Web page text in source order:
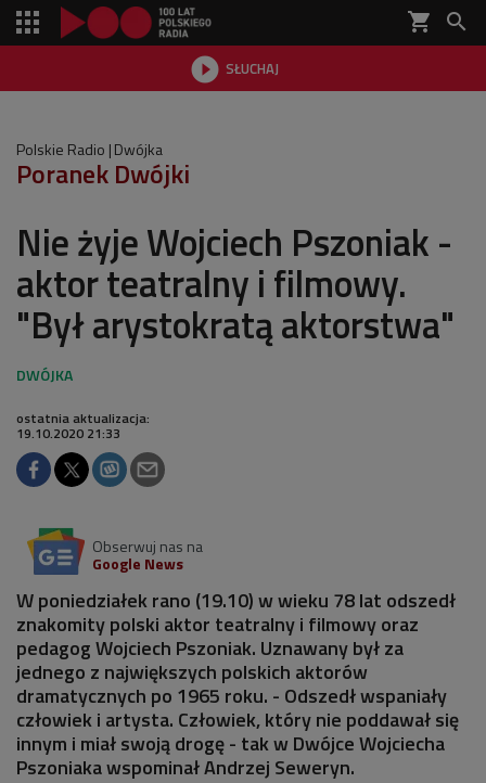
shopping_cart 
 SŁUCHAJ

Polskie Radio Dwójka
Poranek Dwójki
Nie żyje Wojciech Pszoniak -
aktor teatralny i filmowy.
"Był arystokratą aktorstwa"
ostatnia aktualizacja:
19.10.2020 21:33
Obserwuj nas na
Google News
W poniedziałek rano (19.10) w wieku 78 lat odszedł
znakomity polski aktor teatralny i filmowy oraz
pedagog Wojciech Pszoniak. Uznawany był za
jednego z największych polskich aktorów
dramatycznych po 1965 roku. - Odszedł wspaniały
człowiek i artysta. Człowiek, który nie poddawał się
innym i miał swoją drogę - tak w Dwójce Wojciecha
Pszoniaka wspominał Andrzej Seweryn.